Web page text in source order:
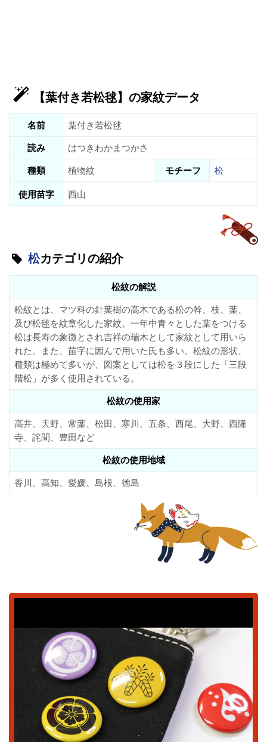
【葉付き若松毬】の家紋データ
名前
葉付き若松毬
読み
はつきわかまつかさ
種類
植物紋 モチーフ
松
使用苗字
西山
松カテゴリの紹介
松紋の解説
松紋とは、マツ科の針葉樹の高木である松の幹、枝、葉、
及び松毬を紋章化した家紋。一年中青々とした葉をつける
松は長寿の象徴とされ吉祥の瑞木として家紋として用いら
れた。また、苗字に因んで用いた氏も多い。松紋の形状、
種類は極めて多いが、図案としては松を３段にした「三段
階松」が多く使用されている。
松紋の使用家
高井、天野、常葉、松田、寒川、五条、西尾、大野、西隆
寺、詫間、豊田など
松紋の使用地域
香川、高知、愛媛、島根、徳島